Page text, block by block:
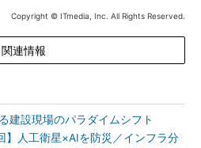
Copyright © ITmedia, Inc. All Rights Reserved.
関連情報
建設現場のパラダイムシフト
】人工衛星×AIを防災／インフラ分